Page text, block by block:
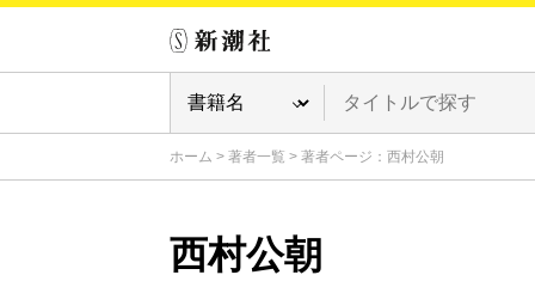
ホーム > 著者一覧 > 著者ページ：西村公朝
西村公朝